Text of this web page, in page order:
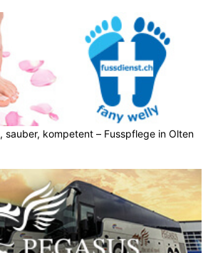
sauber, kompetent – Fusspflege in Olten